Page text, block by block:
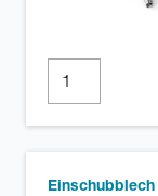
Einschubblech